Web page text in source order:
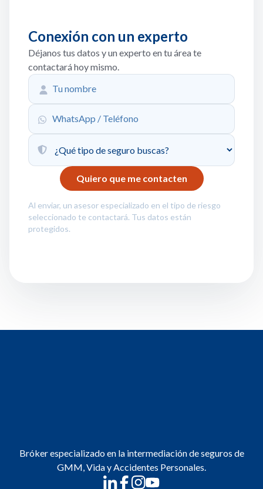
Conexión con un experto
Déjanos tus datos y un experto en tu área te
contactará hoy mismo.
Al enviar, un asesor especializado en el tipo de riesgo
seleccionado te contactará. Tus datos están
protegidos.
Bróker especializado en la intermediación de seguros de
GMM, Vida y Accidentes Personales.